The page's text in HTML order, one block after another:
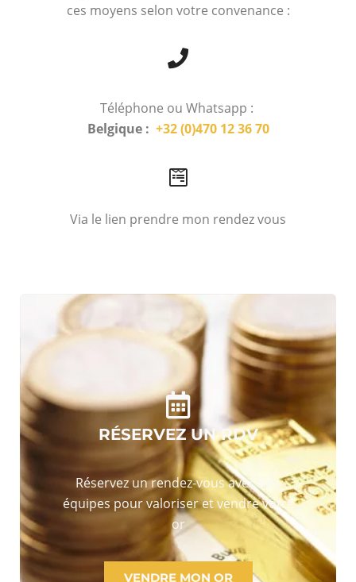
ces moyens selon votre convenance :
Téléphone ou Whatsapp :
Belgique : +32 (0)470 12 36 70
Via le lien prendre mon rendez vous
RÉSERVEZ UN RDV
Réservez un rendez-vous avec nos
équipes pour valoriser et vendre votre
or
VENDRE MON OR